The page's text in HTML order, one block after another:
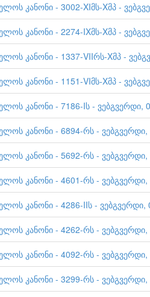
კანონი - 3002-XIმს-Xმპ -
კანონი - 2274-IXმს-Xმპ -
კანონი - 1337-VIIრს-Xმპ -
კანონი - 1151-VIმს-Xმპ -
კანონი - 7186-Iს - ვებგვერდი,
კანონი - 6894-რს -
კანონი - 5692-რს -
კანონი - 4601-რს -
კანონი - 4286-IIს - ვებგვერდი,
კანონი - 4262-რს -
კანონი - 4092-რს -
კანონი - 3299-რს -